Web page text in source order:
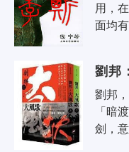
用，
面均
劉邦
劉邦
「暗
劍，